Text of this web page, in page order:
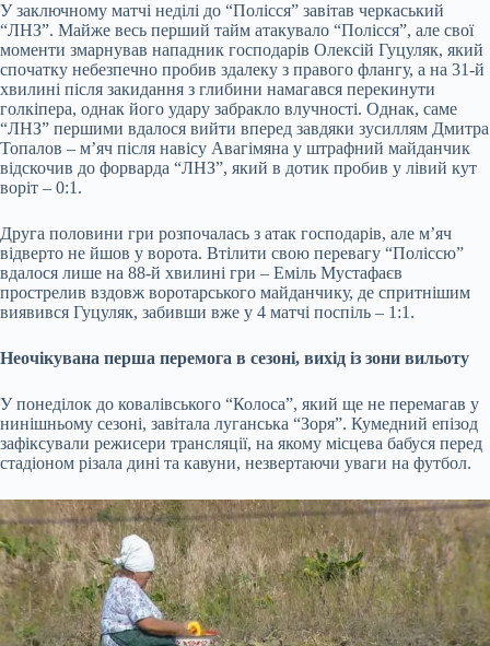
У заключному матчі неділі до “Полісся” завітав черкаський
“ЛНЗ”. Майже весь перший тайм атакувало “Полісся”, але свої
моменти змарнував нападник господарів Олексій Гуцуляк, який
спочатку небезпечно пробив здалеку з правого флангу, а на 31-й
хвилині після закидання з глибини намагався перекинути
голкіпера, однак його удару забракло влучності. Однак, саме
“ЛНЗ” першими вдалося вийти вперед завдяки зусиллям Дмитра
Топалов – м’яч після навісу Авагімяна у штрафний майданчик
відскочив до форварда “ЛНЗ”, який в дотик пробив у лівий кут
воріт – 0:1.
Друга половини гри розпочалась з атак господарів, але м’яч
відверто не йшов у ворота. Втілити свою перевагу “Поліссю”
вдалося лише на 88-й хвилині гри – Еміль Мустафаєв
прострелив вздовж воротарського майданчику, де спритнішим
виявився Гуцуляк, забивши вже у 4 матчі поспіль – 1:1.
Неочікувана перша перемога в сезоні, вихід із зони вильоту
У понеділок до ковалівського “Колоса”, який ще не перемагав у
нинішньому сезоні, завітала луганська “Зоря”. Кумедний епізод
зафіксували режисери трансляції, на якому місцева бабуся перед
стадіоном різала дині та кавуни, незвертаючи уваги на футбол.